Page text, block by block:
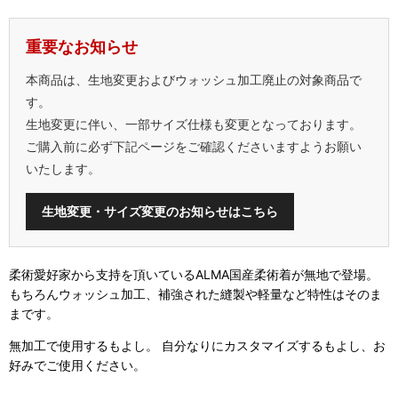
重要なお知らせ
本商品は、生地変更およびウォッシュ加工廃止の対象商品で
す。
生地変更に伴い、一部サイズ仕様も変更となっております。
ご購入前に必ず下記ページをご確認くださいますようお願い
いたします。
生地変更・サイズ変更のお知らせはこちら
柔術愛好家から支持を頂いているALMA国産柔術着が無地で登場。
もちろんウォッシュ加工、補強された縫製や軽量など特性はそのま
まです。
無加工で使用するもよし。 自分なりにカスタマイズするもよし、お
好みでご使用ください。